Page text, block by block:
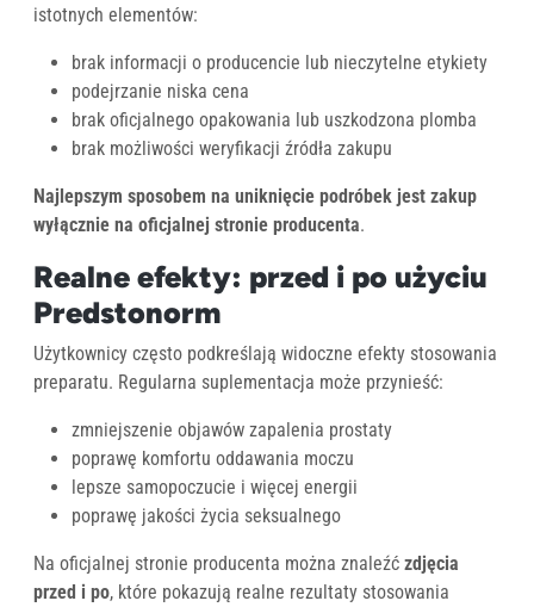
istotnych elementów:
brak informacji o producencie lub nieczytelne etykiety
podejrzanie niska cena
brak oficjalnego opakowania lub uszkodzona plomba
brak możliwości weryfikacji źródła zakupu
Najlepszym sposobem na uniknięcie podróbek jest zakup
wyłącznie na oficjalnej stronie producenta.
Realne efekty: przed i po użyciu
Predstonorm
Użytkownicy często podkreślają widoczne efekty stosowania
preparatu. Regularna suplementacja może przynieść:
zmniejszenie objawów zapalenia prostaty
poprawę komfortu oddawania moczu
lepsze samopoczucie i więcej energii
poprawę jakości życia seksualnego
Na oficjalnej stronie producenta można znaleźć zdjęcia
przed i po, które pokazują realne rezultaty stosowania